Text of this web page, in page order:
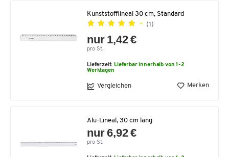
Kunststofflineal 30 cm, Standard
(1)
nur 1,42 €
pro St.
Lieferzeit: Lieferbar innerhalb von 1-2
Werktagen
Vergleichen Merken
Alu-Lineal, 30 cm lang
nur 6,92 €
pro St.